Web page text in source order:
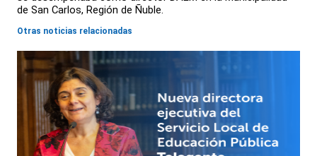
de San Carlos, Región de Ñuble.
Otras noticias relacionadas